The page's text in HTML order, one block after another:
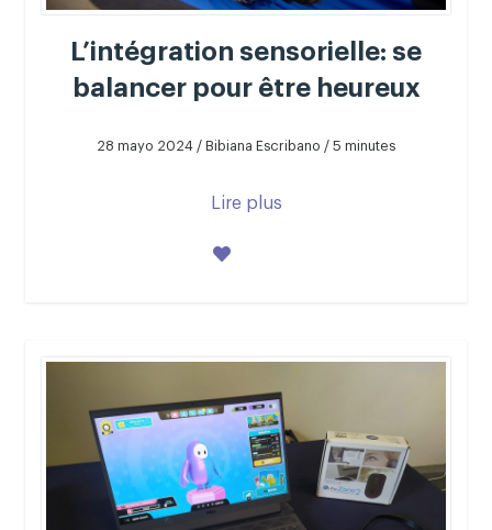
L’intégration sensorielle: se
balancer pour être heureux
28 mayo 2024 / Bibiana Escribano / 5 minutes
Lire plus